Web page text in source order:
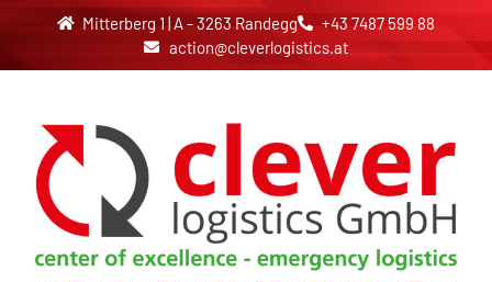
Mitterberg 1 | A - 3263 Randegg
+43 7487 599 88
action@cleverlogistics.at